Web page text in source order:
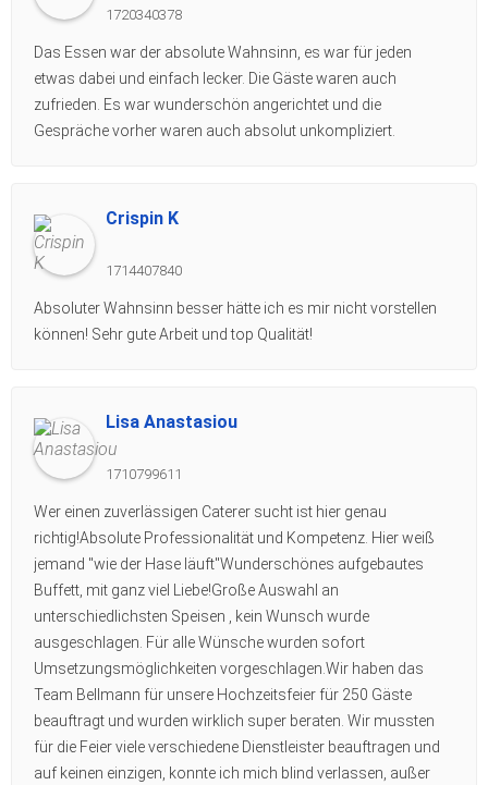
1720340378
Das Essen war der absolute Wahnsinn, es war für jeden
etwas dabei und einfach lecker. Die Gäste waren auch
zufrieden. Es war wunderschön angerichtet und die
Gespräche vorher waren auch absolut unkompliziert.
Crispin K
1714407840
Absoluter Wahnsinn besser hätte ich es mir nicht vorstellen
können! Sehr gute Arbeit und top Qualität!
Lisa Anastasiou
1710799611
Wer einen zuverlässigen Caterer sucht ist hier genau
richtig!Absolute Professionalität und Kompetenz. Hier weiß
jemand "wie der Hase läuft"Wunderschönes aufgebautes
Buffett, mit ganz viel Liebe!Große Auswahl an
unterschiedlichsten Speisen , kein Wunsch wurde
ausgeschlagen. Für alle Wünsche wurden sofort
Umsetzungsmöglichkeiten vorgeschlagen.Wir haben das
Team Bellmann für unsere Hochzeitsfeier für 250 Gäste
beauftragt und wurden wirklich super beraten. Wir mussten
für die Feier viele verschiedene Dienstleister beauftragen und
auf keinen einzigen, konnte ich mich blind verlassen, außer